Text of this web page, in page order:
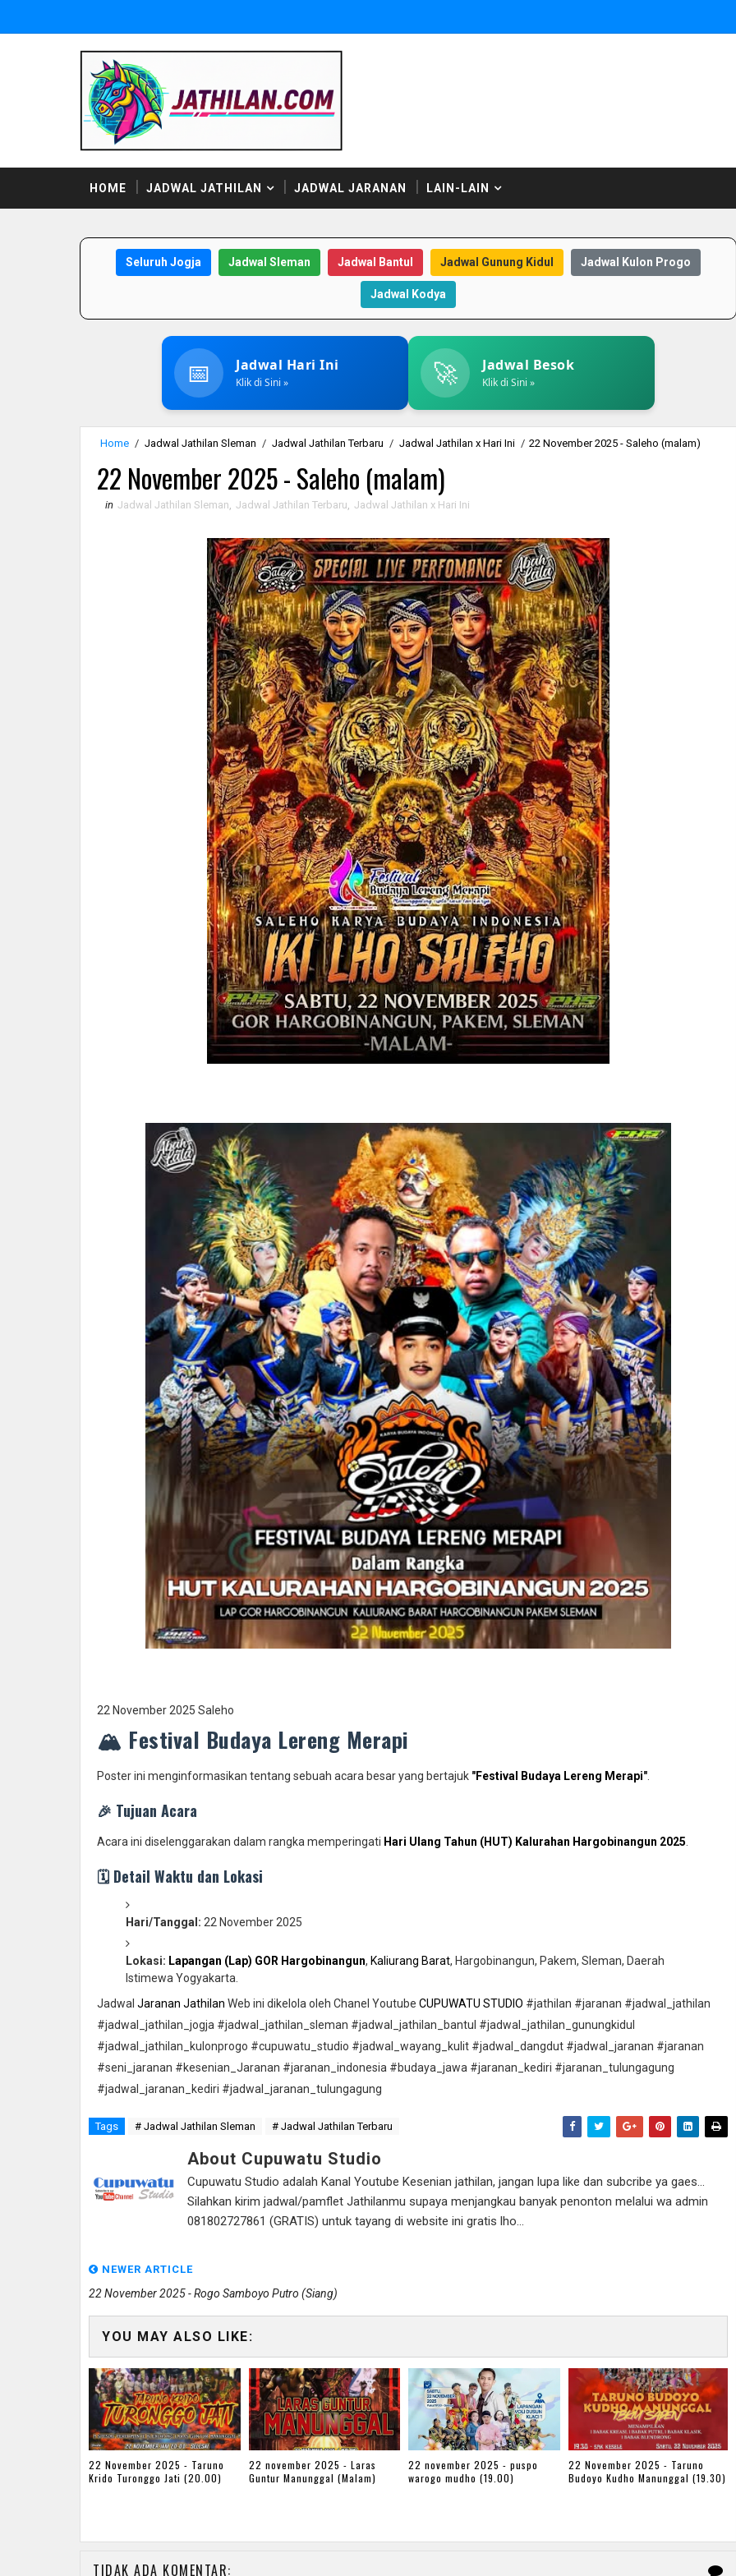
HOME JADWAL JATHILAN JADWAL JARANAN LAIN-LAIN
Seluruh Jogja Jadwal Sleman Jadwal Bantul Jadwal Gunung Kidul Jadwal Kulon Progo
Jadwal Kodya
📅 Jadwal Hari Ini
Klik di Sini » 🚀 Jadwal Besok
Klik di Sini »
Home / Jadwal Jathilan Sleman / Jadwal Jathilan Terbaru / Jadwal Jathilan x Hari Ini / 22 November 2025 - Saleho (malam)
22 November 2025 - Saleho (malam)
in Jadwal Jathilan Sleman Jadwal Jathilan Terbaru Jadwal Jathilan x Hari Ini
22 November 2025 Saleho
🏔️ Festival Budaya Lereng Merapi
Poster ini menginformasikan tentang sebuah acara besar yang bertajuk "Festival Budaya Lereng Merapi"
🎉 Tujuan Acara
Acara ini diselenggarakan dalam rangka memperingati Hari Ulang Tahun (HUT) Kalurahan Hargobinangun 2025
🗓️ Detail Waktu dan Lokasi
Hari/Tanggal: 22 November 2025
Lokasi: Lapangan (Lap) GOR Hargobinangun, Kaliurang Barat, Hargobinangun, Pakem, Sleman, Daerah
Istimewa Yogyakarta.
Jadwal Jaranan Jathilan Web ini dikelola oleh Chanel Youtube CUPUWATU STUDIO #jathilan #jaranan #jadwal_jathilan
#jadwal_jathilan_jogja #jadwal_jathilan_sleman #jadwal_jathilan_bantul #jadwal_jathilan_gunungkidul
#jadwal_jathilan_kulonprogo #cupuwatu_studio #jadwal_wayang_kulit #jadwal_dangdut #jadwal_jaranan #jaranan
#seni_jaranan #kesenian_Jaranan #jaranan_indonesia #budaya_jawa #jaranan_kediri #jaranan_tulungagung
#jadwal_jaranan_kediri #jadwal_jaranan_tulungagung
Tags # Jadwal Jathilan Sleman # Jadwal Jathilan Terbaru
About Cupuwatu Studio
Cupuwatu Studio adalah Kanal Youtube Kesenian jathilan, jangan lupa like dan subcribe ya gaes...
Silahkan kirim jadwal/pamflet Jathilanmu supaya menjangkau banyak penonton melalui wa admin
081802727861 (GRATIS) untuk tayang di website ini gratis lho...
NEWER ARTICLE
22 November 2025 - Rogo Samboyo Putro (Siang)
YOU MAY ALSO LIKE:
22 November 2025 - Taruno
Krido Turonggo Jati (20.00)
22 november 2025 - Laras
Guntur Manunggal (Malam)
22 november 2025 - puspo
warogo mudho (19.00)
22 November 2025 - Taruno
Budoyo Kudho Manunggal (19.30)
TIDAK ADA KOMENTAR: